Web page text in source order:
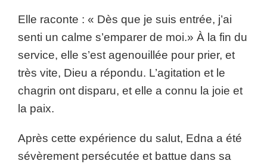
Elle raconte : « Dès que je suis entrée, j’ai
senti un calme s’emparer de moi.» À la fin du
service, elle s’est agenouillée pour prier, et
très vite, Dieu a répondu. L’agitation et le
chagrin ont disparu, et elle a connu la joie et
la paix.
Après cette expérience du salut, Edna a été
sévèrement persécutée et battue dans sa